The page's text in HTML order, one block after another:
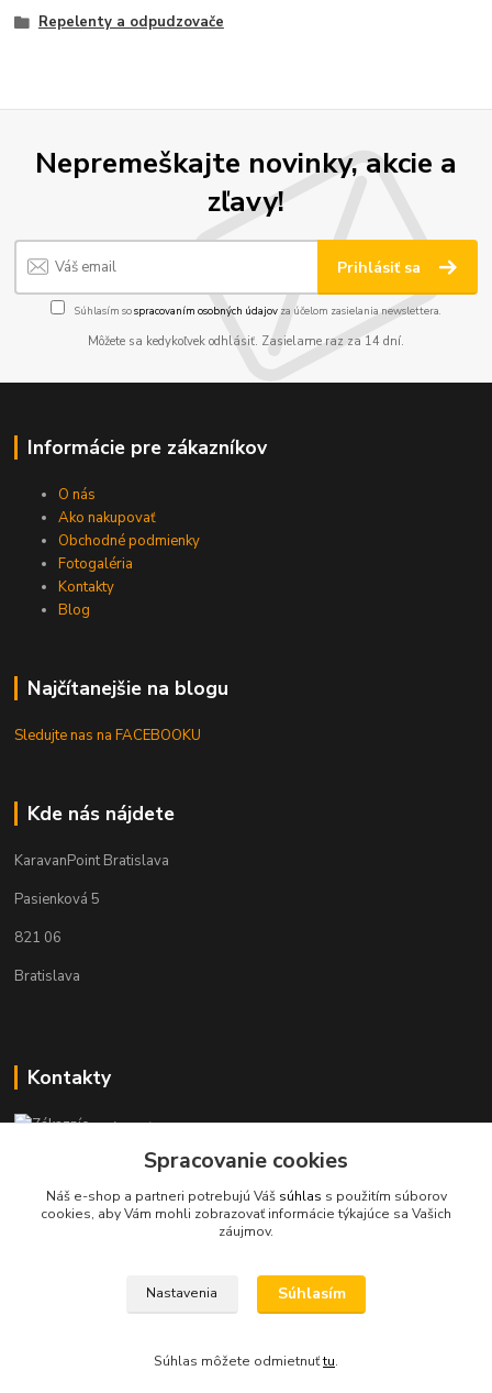
Repelenty a odpudzovače
Nepremeškajte novinky, akcie a
zľavy!
Prihlásiť sa
Súhlasím sospracovaním osobných údajov za účelom zasielania newslettera.
Môžete sa kedykoľvek odhlásiť. Zasielame raz za 14 dní.
Informácie pre zákazníkov
O nás
Ako nakupovať
Obchodné podmienky
Fotogaléria
Kontakty
Blog
Najčítanejšie na blogu
Sledujte nas na FACEBOOKU
Kde nás nájdete
KaravanPoint Bratislava
Pasienková 5
821 06
Bratislava
Kontakty
Zákaznícka podpora KaravanPoint
+421902309993
(Po-Pia, 9-18 hod.)
info@karavanpoint.sk
Spracovanie cookies
Náš e-shop a partneri potrebujú Váš súhlas s použitím súborov
cookies, aby Vám mohli zobrazovať informácie týkajúce sa Vašich
záujmov.
Nastavenia Súhlasím
Súhlas môžete odmietnuťtu.